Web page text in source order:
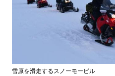
雪原を滑走するスノーモービル